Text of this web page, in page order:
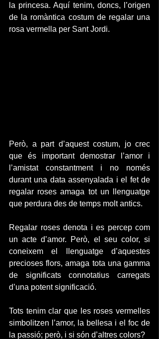
la princesa. Aquí tenim, doncs, l’origen
de la romàntica costum de regalar una
rosa vermella per Sant Jordi.
Però, a part d’aquest costum, jo crec
que és important demostrar l’amor i
l’amistat constantment i no només
durant una data assenyalada i el fet de
regalar roses amaga tot un llenguatge
que perdura des de temps molt antics.
Regalar roses denota i es percep com
un acte d’amor. Però, el seu color, si
coneixem el llenguatge d’aquestes
precioses flors, amaga tota una gamma
de significats connotatius carregats
d’una potent significació.
Tots tenim clar que les roses vermelles
simbolitzen l’amor, la bellesa i el foc de
la passió; però, i si són d’altres colors?